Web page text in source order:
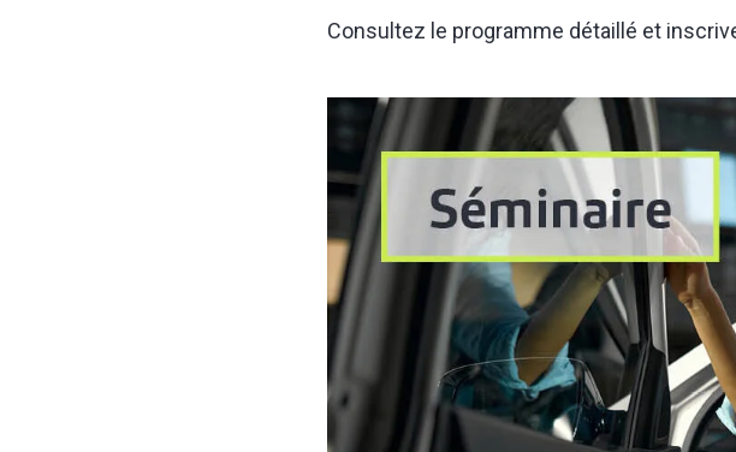
Consultez le programme détaillé et